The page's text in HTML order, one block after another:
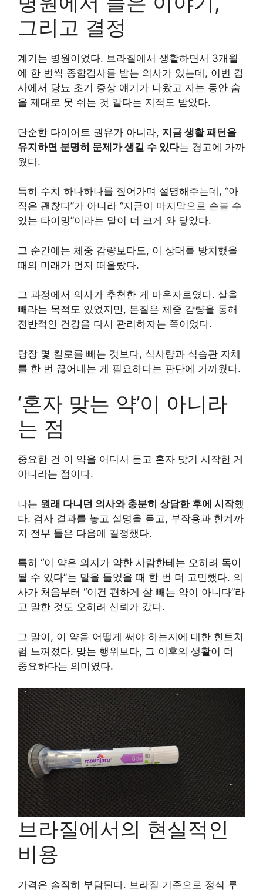
그리고 결정
계기는 병원이었다. 브라질에서 생활하면서 3개월
에 한 번씩 종합검사를 받는 의사가 있는데, 이번 검
사에서 당뇨 초기 증상 얘기가 나왔고 자는 동안 숨
을 제대로 못 쉬는 것 같다는 지적도 받았다.
단순한 다이어트 권유가 아니라, 지금 생활 패턴을
유지하면 분명히 문제가 생길 수 있다는 경고에 가까
웠다.
특히 수치 하나하나를 짚어가며 설명해주는데, “아
직은 괜찮다”가 아니라 “지금이 마지막으로 손볼 수
있는 타이밍”이라는 말이 더 크게 와 닿았다.
그 순간에는 체중 감량보다도, 이 상태를 방치했을
때의 미래가 먼저 떠올랐다.
그 과정에서 의사가 추천한 게 마운자로였다. 살을
빼라는 목적도 있었지만, 본질은 체중 감량을 통해
전반적인 건강을 다시 관리하자는 쪽이었다.
당장 몇 킬로를 빼는 것보다, 식사량과 식습관 자체
를 한 번 끊어내는 게 필요하다는 판단에 가까웠다.
‘혼자 맞는 약’이 아니라
는 점
중요한 건 이 약을 어디서 듣고 혼자 맞기 시작한 게
아니라는 점이다.
나는 원래 다니던 의사와 충분히 상담한 후에 시작했
다. 검사 결과를 놓고 설명을 듣고, 부작용과 한계까
지 전부 들은 다음에 결정했다.
특히 “이 약은 의지가 약한 사람한테는 오히려 독이
될 수 있다”는 말을 들었을 때 한 번 더 고민했다. 의
사가 처음부터 “이건 편하게 살 빼는 약이 아니다”라
고 말한 것도 오히려 신뢰가 갔다.
그 말이, 이 약을 어떻게 써야 하는지에 대한 힌트처
럼 느껴졌다. 맞는 행위보다, 그 이후의 생활이 더
중요하다는 의미였다.
브라질에서의 현실적인
비용
가격은 솔직히 부담된다. 브라질 기준으로 정식 루